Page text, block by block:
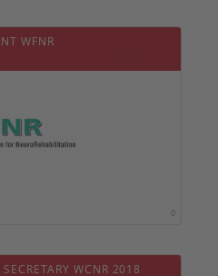
WFNR
0
WCNR 2018